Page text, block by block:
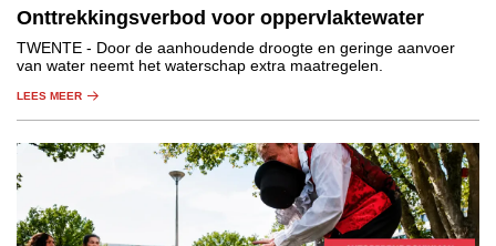
Onttrekkingsverbod voor oppervlaktewater
TWENTE - Door de aanhoudende droogte en geringe aanvoer
van water neemt het waterschap extra maatregelen.
LEES MEER